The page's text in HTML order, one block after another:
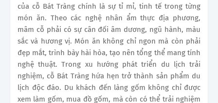
của cỗ Bát Tràng chính là sự tỉ mỉ, tinh tế trong từng
món ăn. Theo các nghệ nhân ẩm thực địa phương,
mâm cỗ phải có sự cân đối âm dương, ngũ hành, màu
sắc và hương vị. Món ăn không chỉ ngon mà còn phải
đẹp mắt, trình bày hài hòa, tạo nên tổng thể mang tính
nghệ thuật. Trong xu hướng phát triển du lịch trải
nghiệm, cỗ Bát Tràng hứa hẹn trở thành sản phẩm du
lịch độc đáo. Du khách đến làng gốm không chỉ được
xem làm gốm, mua đồ gốm, mà còn có thể trải nghiệm